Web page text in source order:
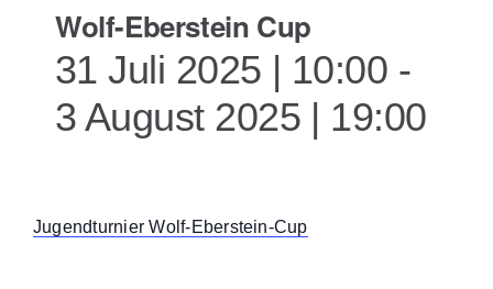
Unsere Tennisanlage
Wolf-Eberstein Cup
31 Juli 2025 | 10:00 -
3 August 2025 | 19:00
Jugendturnier Wolf-Eberstein-Cup